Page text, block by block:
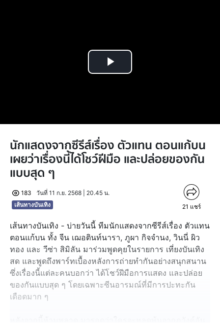
Play
นักแสดงจากซีรีส์เรื่อง ตัวแทน ตอนแก้บน
เผยว่าเรื่องนี้ได้โชว์ฝีมือ และปล่อยของกัน
แบบสุด ๆ
183
วันที่ 11 ก.ย. 2568 | 20.45 น.
เส้นทางบันเทิง
21 แชร์
เส้นทางบันเทิง - บ่ายวันนี้ ทีมนักแสดงจากซีรีส์เรื่อง ตัวแทน
ตอนแก้บน ทั้ง จีน เฌอตินท์นารา, ภูผา กิจจำนง, วินนี่ ผิว
ทอง และ วีซ่า สิมิลัน มาร่วมพูดคุยในรายการ เที่ยงบันเทิง
สด และพูดถึงพาร์ทเบื้องหลังการถ่ายทำกันอย่างสนุกสนาน
ซึ่งเรื่องนี้แต่ละคนบอกว่า ได้โชว์ฝีมือการแสดง และปล่อย
ของกันแบบสุด ๆ โดยเฉพาะซีนอารมณ์ที่มีการปะทะกัน
เดือดมาก ๆ